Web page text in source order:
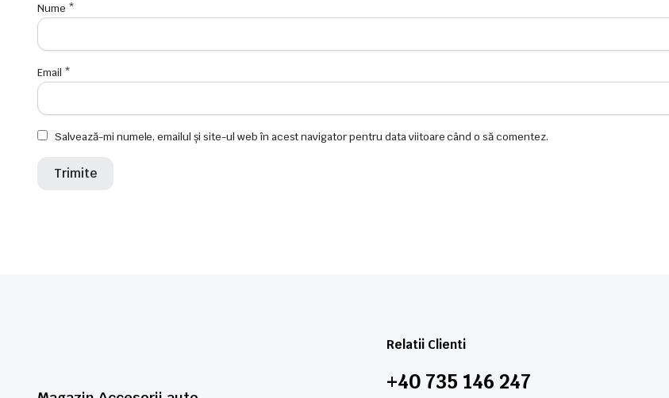
Nume *
Email *
Salvează-mi numele, emailul și site-ul web în acest navigator pentru data viitoare când o să comentez.
Relatii Clienti
+40 735 146 247